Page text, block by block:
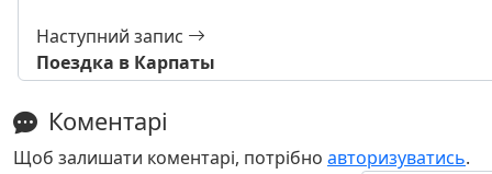
Наступний запис
Поездка в Карпаты
Коментарі
Щоб залишати коментарі, потрібно авторизуватись.